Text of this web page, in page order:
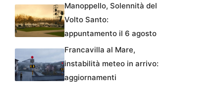
Manoppello, Solennità del
Volto Santo:
appuntamento il 6 agosto
Francavilla al Mare,
instabilità meteo in arrivo:
aggiornamenti